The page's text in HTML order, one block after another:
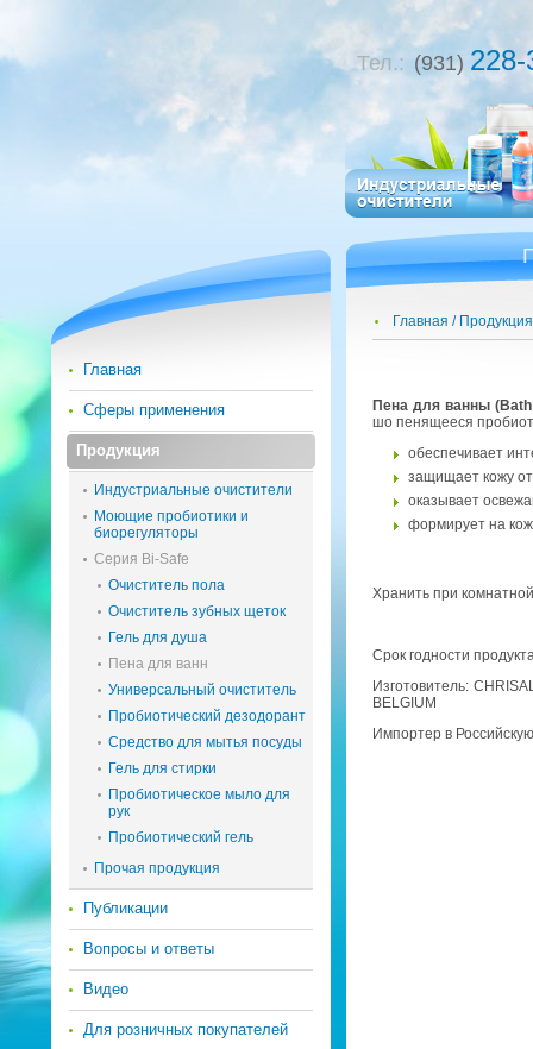
Тел.: (931)
Главная Продукция
Пена для ванны
шо пе­ня­ще­е­ся
обес­пе­чи­ва­ет
за­щи­ща­ет кожу
ока­зы­ва­ет
фор­ми­ру­ет на
Хра­нить при
Срок год­но­сти
Из­го­то­ви­тель:
BELGIUM
Им­пор­тер в
Главная
Сферы применения
Продукция
Индустриальные очистители
Моющие пробиотики и
биорегуляторы
Серия Bi-Safe
Очиститель пола
Очиститель зубных щеток
Гель для душа
Пена для ванн
Универсальный очиститель
Пробиотический дезодорант
Средство для мытья посуды
Гель для стирки
Пробиотическое мыло для
рук
Пробиотический гель
Прочая продукция
Публикации
Вопросы и ответы
Видео
Для розничных покупателей